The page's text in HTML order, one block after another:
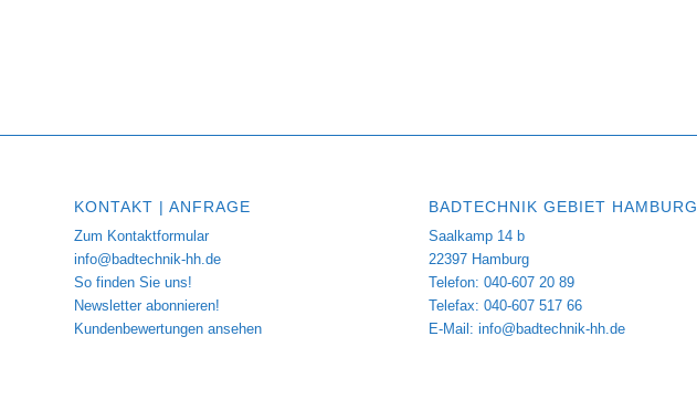
KONTAKT | ANFRAGE
Zum Kontaktformular
info@badtechnik-hh.de
So finden Sie uns!
Newsletter abonnieren!
Kundenbewertungen ansehen
BADTECHNIK GEBIET HAMBURG
Saalkamp 14 b
22397 Hamburg
Telefon: 040-607 20 89
Telefax: 040-607 517 66
E-Mail: info@badtechnik-hh.de